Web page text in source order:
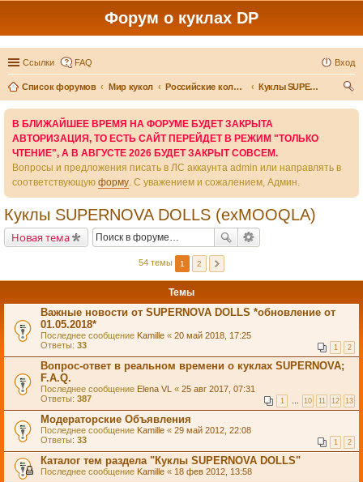
Форум о куклах DP
Ссылки FAQ Вход
Список форумов Мир кукол Российские коллекционные куклы
Куклы SUPERNOVA DOLLS (exMOOQLA)
В БЛИЖАЙШЕЕ ВРЕМЯ НА ФОРУМЕ БУДЕТ ЗАКРЫТА
АВТОРИЗАЦИЯ, ТО ЕСТЬ САЙТ ПЕРЕЙДЕТ В РЕЖИМ "ТОЛЬКО
ЧТЕНИЕ", А В АВГУСТЕ 2026 БУДЕТ ЗАКРЫТ СОВСЕМ.
Вопросы и предложения писать в ЛС аккаунта admin или направлять в
соответствующую форму. С уважением и сожалением, Админ.
Куклы SUPERNOVA DOLLS (exMOOQLA)
Новая тема
54 темы 1 2
Темы
Важные новости от SUPERNOVA DOLLS *обновление от
01.05.2018*
Последнее сообщение Kamille « 20 май 2018, 17:25
Ответы: 33 1 2
Вопрос-ответ в реальном времени о куклах SUPERNOVA;
F.A.Q.
Последнее сообщение Elena VL « 25 авг 2017, 07:31
Ответы: 387 1 … 10 11 12 13
Модераторские Объявления
Последнее сообщение Kamille « 29 май 2012, 22:08
Ответы: 33 1 2
Каталог тем раздела "Куклы SUPERNOVA DOLLS"
Последнее сообщение Kamille « 18 фев 2012, 13:58